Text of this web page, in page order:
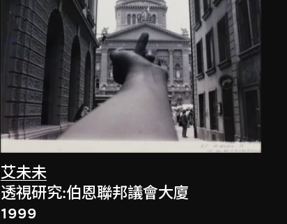
艾未未
透視研究:伯恩聯邦議會大廈
1999